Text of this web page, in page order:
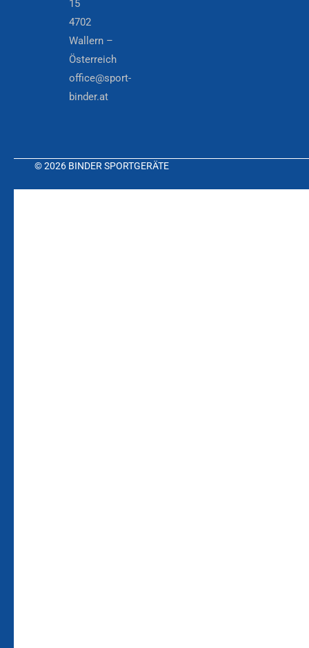
15
4702
Wallern –
Österreich
office@sport-
binder.at
© 2026 BINDER SPORTGERÄTE